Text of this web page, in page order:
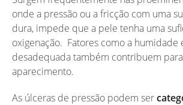
onde a pressão ou a fricção com uma
dura, impede que a pele tenha uma
oxigenação. Fatores como a humidade
desadequada também contribuem
aparecimento.
As úlceras de pressão podem ser